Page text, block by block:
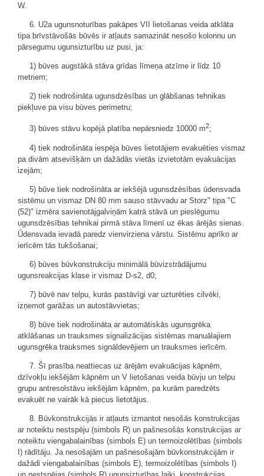
W.
6. U2a ugunsnoturības pakāpes VII lietošanas veida atklāta
tipa brīvstāvošās būvēs ir atļauts samazināt nesošo kolonnu un
pārsegumu ugunsizturību uz pusi, ja:
1) būves augstākā stāva grīdas līmeņa atzīme ir līdz 10
metriem;
2) tiek nodrošināta ugunsdzēsības un glābšanas tehnikas
piekļuve pa visu būves perimetru;
3) būves stāvu kopējā platība nepārsniedz 10000 m2;
4) tiek nodrošināta iespēja būves lietotājiem evakuēties vismaz
pa divām atsevišķām un dažādās vietās izvietotām evakuācijas
izejām;
5) būve tiek nodrošināta ar iekšējā ugunsdzēsības ūdensvada
sistēmu un vismaz DN 80 mm sauso stāvvadu ar Storz" tipa "C
(52)" izmēra savienotājgalviņām katrā stāvā un pieslēgumu
ugunsdzēsības tehnikai pirmā stāva līmenī uz ēkas ārējās sienas.
Ūdensvada ievadā paredz vienvirziena vārstu. Sistēmu aprīko ar
ierīcēm tās tukšošanai;
6) būves būvkonstrukciju minimālā būvizstrādājumu
ugunsreakcijas klase ir vismaz D-s2, d0;
7) būvē nav telpu, kurās pastāvīgi var uzturēties cilvēki,
izņemot garāžas un autostāvvietas;
8) būve tiek nodrošināta ar automātiskās ugunsgrēka
atklāšanas un trauksmes signalizācijas sistēmas manuālajiem
ugunsgrēka trauksmes signāldevējiem un trauksmes ierīcēm.
7. Šī prasība neattiecas uz ārējām evakuācijas kāpnēm,
dzīvokļu iekšējām kāpnēm un V lietošanas veida būvju un telpu
grupu antresolstāvu iekšējām kāpnēm, pa kurām paredzēts
evakuēt ne vairāk kā piecus lietotājus.
8. Būvkonstrukcijās ir atļauts izmantot nesošās konstrukcijas
ar noteiktu nestspēju (simbols R) un pašnesošās konstrukcijas ar
noteiktu viengabalainības (simbols E) un termoizolētības (simbols
I) rādītāju. Ja nesošajām un pašnesošajām būvkonstrukcijām ir
dažādi viengabalainības (simbols E), termoizolētības (simbols I)